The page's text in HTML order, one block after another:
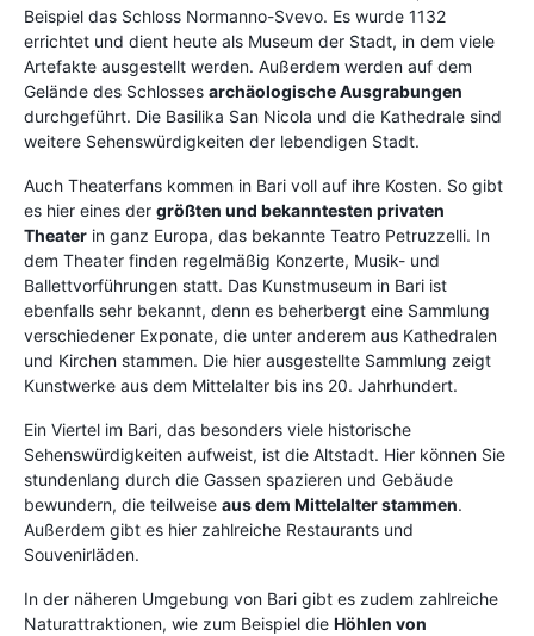
Beispiel das Schloss Normanno-Svevo. Es wurde 1132
errichtet und dient heute als Museum der Stadt, in dem viele
Artefakte ausgestellt werden. Außerdem werden auf dem
Gelände des Schlosses archäologische Ausgrabungen
durchgeführt. Die Basilika San Nicola und die Kathedrale sind
weitere Sehenswürdigkeiten der lebendigen Stadt.
Auch Theaterfans kommen in Bari voll auf ihre Kosten. So gibt
es hier eines der größten und bekanntesten privaten
Theater in ganz Europa, das bekannte Teatro Petruzzelli. In
dem Theater finden regelmäßig Konzerte, Musik- und
Ballettvorführungen statt. Das Kunstmuseum in Bari ist
ebenfalls sehr bekannt, denn es beherbergt eine Sammlung
verschiedener Exponate, die unter anderem aus Kathedralen
und Kirchen stammen. Die hier ausgestellte Sammlung zeigt
Kunstwerke aus dem Mittelalter bis ins 20. Jahrhundert.
Ein Viertel im Bari, das besonders viele historische
Sehenswürdigkeiten aufweist, ist die Altstadt. Hier können Sie
stundenlang durch die Gassen spazieren und Gebäude
bewundern, die teilweise aus dem Mittelalter stammen.
Außerdem gibt es hier zahlreiche Restaurants und
Souvenirläden.
In der näheren Umgebung von Bari gibt es zudem zahlreiche
Naturattraktionen, wie zum Beispiel die Höhlen von